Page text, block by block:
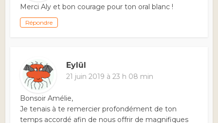
Merci Aly et bon courage pour ton oral blanc !
Répondre
Eylül
21 juin 2019 à 23 h 08 min
Bonsoir Amélie,
Je tenais à te remercier profondément de ton
temps accordé afin de nous offrir de magnifiques